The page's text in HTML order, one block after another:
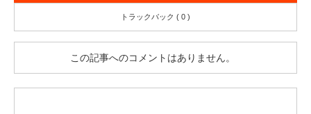
トラックバック ( 0 )
この記事へのコメントはありません。